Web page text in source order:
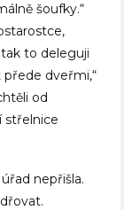
šoufky.“
to deleguji
dveřmi,“
od
střelnice
nepřišla.